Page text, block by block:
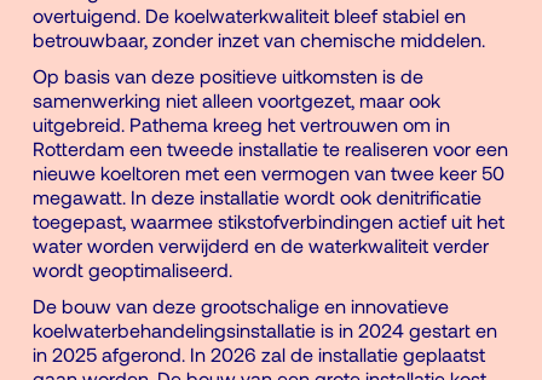
overtuigend. De koelwaterkwaliteit bleef stabiel en
betrouwbaar, zonder inzet van chemische middelen.
Op basis van deze positieve uitkomsten is de
samenwerking niet alleen voortgezet, maar ook
uitgebreid. Pathema kreeg het vertrouwen om in
Rotterdam een tweede installatie te realiseren voor een
nieuwe koeltoren met een vermogen van twee keer 50
megawatt. In deze installatie wordt ook denitrificatie
toegepast, waarmee stikstofverbindingen actief uit het
water worden verwijderd en de waterkwaliteit verder
wordt geoptimaliseerd.
De bouw van deze grootschalige en innovatieve
koelwaterbehandelingsinstallatie is in 2024 gestart en
in 2025 afgerond. In 2026 zal de installatie geplaatst